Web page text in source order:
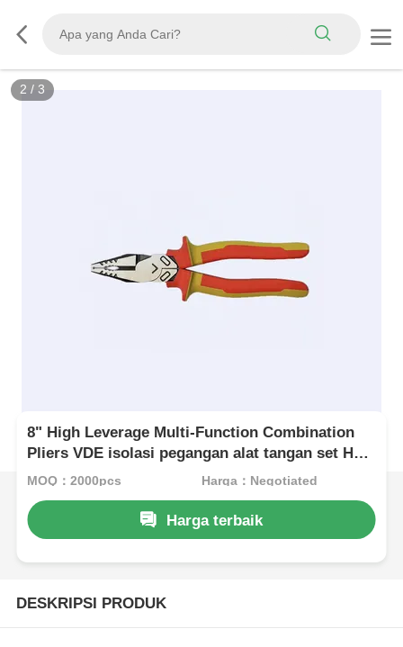
2 / 3
8" High Leverage Multi-Function Combination
Pliers VDE isolasi pegangan alat tangan set HRC
62 kombinasi tanger sisi pemotong tanger
Penghematan tenaga kerja
MOQ：2000pcs Harga：Negotiated
Harga terbaik
DESKRIPSI PRODUK